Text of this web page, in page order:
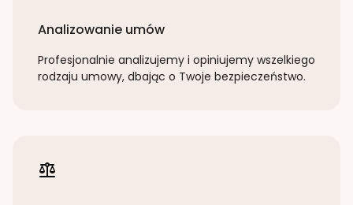
Analizowanie umów
Profesjonalnie analizujemy i opiniujemy wszelkiego
rodzaju umowy, dbając o Twoje bezpieczeństwo.